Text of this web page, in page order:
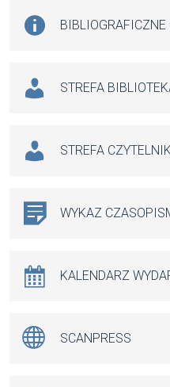
STREFA
STREFA
WYKAZ
KALENDARZ
SCANPRESS